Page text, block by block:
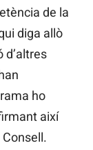
de la
diga allò
d’altres
ho
així